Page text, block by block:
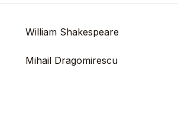
William Shakespeare
Mihail Dragomirescu